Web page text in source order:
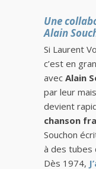
Une
Alain
Si Laurent
c’est en
avec Alain
par leur
devient
chanson
Souchon
à des tubes
Dès 1974,